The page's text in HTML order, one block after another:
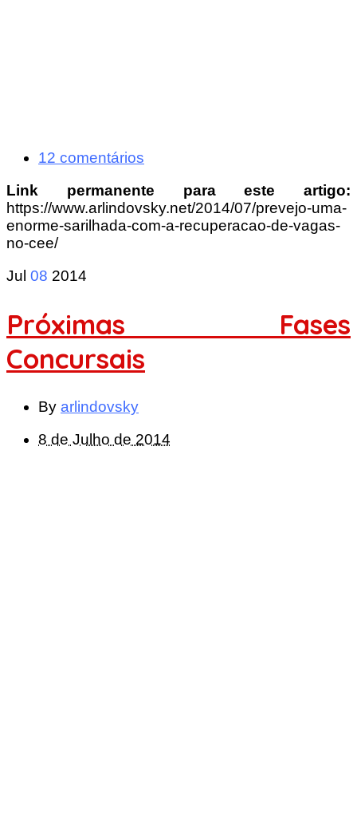
12 comentários
Link permanente para este artigo:
https://www.arlindovsky.net/2014/07/prevejo-uma-
enorme-sarilhada-com-a-recuperacao-de-vagas-
no-cee/
Jul 08 2014
Próximas Fases
Concursais
By arlindovsky
8 de Julho de 2014